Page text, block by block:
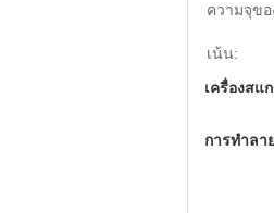
ความจุขอ
เน้น:
เครื่องสแ
การทําลา